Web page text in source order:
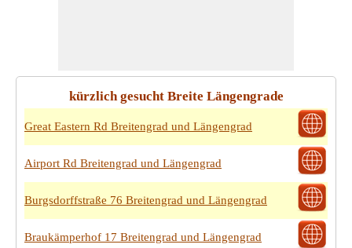
kürzlich gesucht Breite Längengrade
Great Eastern Rd Breitengrad und Längengrad
Airport Rd Breitengrad und Längengrad
Burgsdorffstraße 76 Breitengrad und Längengrad
Braukämperhof 17 Breitengrad und Längengrad